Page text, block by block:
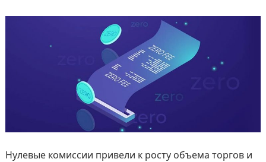
Нулевые комиссии привели к росту объема торгов и